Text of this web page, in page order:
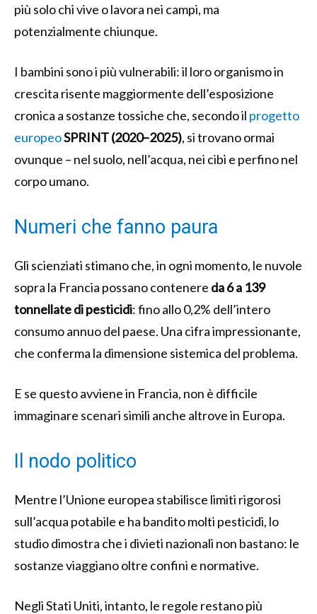
più solo chi vive o lavora nei campi, ma
potenzialmente chiunque.
I bambini sono i più vulnerabili: il loro organismo in
crescita risente maggiormente dell’esposizione
cronica a sostanze tossiche che, secondo il progetto
europeoSPRINT (2020–2025), si trovano ormai
ovunque – nel suolo, nell’acqua, nei cibi e perfino nel
corpo umano.
Numeri che fanno paura
Gli scienziati stimano che, in ogni momento, le nuvole
sopra la Francia possano contenere da 6 a 139
tonnellate di pesticidi: fino allo 0,2% dell’intero
consumo annuo del paese. Una cifra impressionante,
che conferma la dimensione sistemica del problema.
E se questo avviene in Francia, non è difficile
immaginare scenari simili anche altrove in Europa.
Il nodo politico
Mentre l’Unione europea stabilisce limiti rigorosi
sull’acqua potabile e ha bandito molti pesticidi, lo
studio dimostra che i divieti nazionali non bastano: le
sostanze viaggiano oltre confini e normative.
Negli Stati Uniti, intanto, le regole restano più